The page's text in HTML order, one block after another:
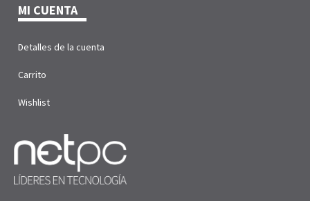
MI CUENTA
Detalles de la cuenta
Carrito
Wishlist